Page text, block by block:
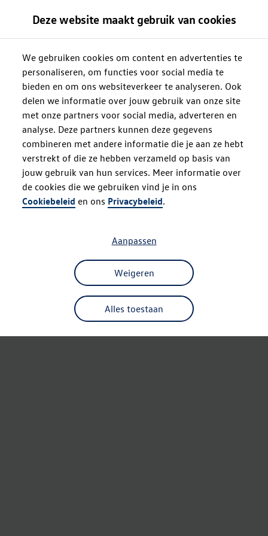
Deze website maakt gebruik van cookies
We gebruiken cookies om content en advertenties te
personaliseren, om functies voor social media te
bieden en om ons websiteverkeer te analyseren. Ook
delen we informatie over jouw gebruik van onze site
met onze partners voor social media, adverteren en
analyse. Deze partners kunnen deze gegevens
combineren met andere informatie die je aan ze hebt
verstrekt of die ze hebben verzameld op basis van
jouw gebruik van hun services. Meer informatie over
de cookies die we gebruiken vind je in ons
Cookiebeleid en ons Privacybeleid.
Alles toestaan
Weigeren
Aanpassen
Oops!
Something went wrong. Please try
refreshing the app
Refresh